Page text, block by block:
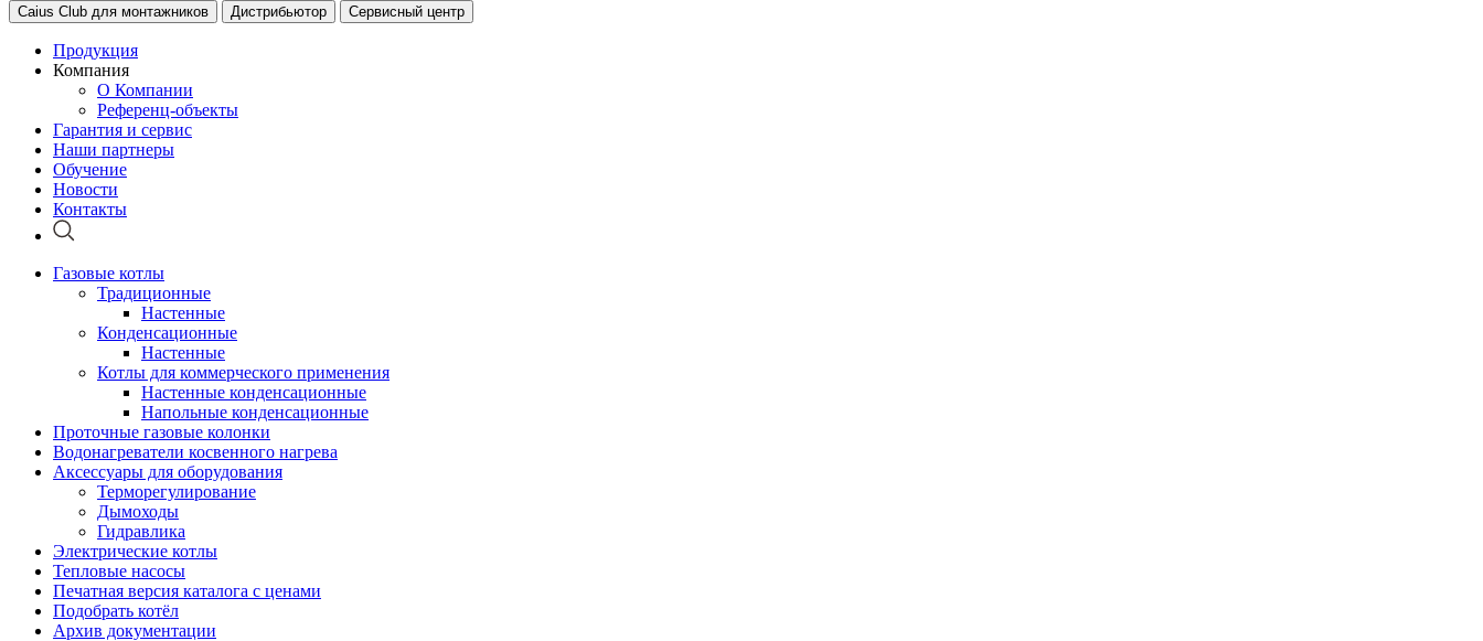
Caius Club для монтажников Дистрибьютор Сервисный центр
Продукция
Компания
О Компании
Референц-объекты
Гарантия и сервис
Наши партнеры
Обучение
Новости
Контакты
Газовые котлы
Традиционные
Настенные
Конденсационные
Настенные
Котлы для коммерческого применения
Настенные конденсационные
Напольные конденсационные
Проточные газовые колонки
Водонагреватели косвенного нагрева
Аксессуары для оборудования
Терморегулирование
Дымоходы
Гидравлика
Электрические котлы
Тепловые насосы
Печатная версия каталога с ценами
Подобрать котёл
Архив документации